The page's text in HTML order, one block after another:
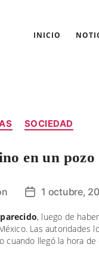
INICIO
SOCIEDAD
en un
Fecha
la
entrada
1 octubre,
, luego de
Las autoridades
cuando llegó la hora de